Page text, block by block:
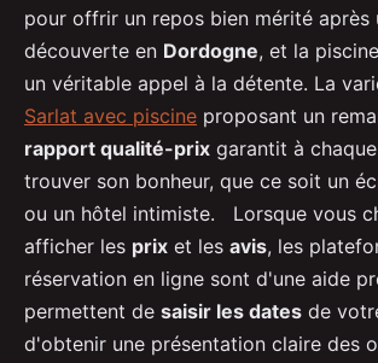
pour offrir un repos bien mérité après
découverte en Dordogne, et la
un véritable appel à la détente. La
Sarlat avec piscine proposant un
rapport qualité-prix garantit à
trouver son bonheur, que ce soit un
ou un hôtel intimiste. Lorsque vous
afficher les prix et les avis, les
réservation en ligne sont d'une aide
permettent de saisir les dates de
d'obtenir une présentation claire des